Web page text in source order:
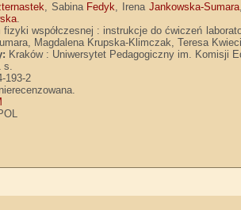
, Sabina Fedyk, Irena Jankowska-Sumara
.
fizyki współczesnej : instrukcje do ćwiczeń
Magdalena Krupska-Klimczak, Teresa
Kraków : Uniwersytet Pedagogiczny im. Komisji
s.
193-2